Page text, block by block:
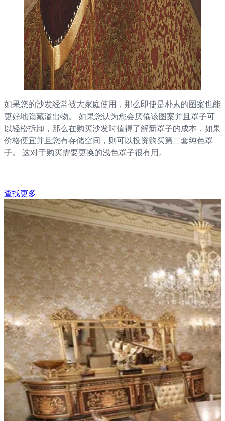
如果您的沙发经常被大家庭使用，那么即使是朴素的图案也能
更好地隐藏溢出物。 如果您认为您会厌倦该图案并且罩子可
以轻松拆卸，那么在购买沙发时值得了解新罩子的成本，如果
价格便宜并且您有存储空间，则可以投资购买第二套纯色罩
子。 这对于购买需要更换的浅色罩子很有用。
查找更多